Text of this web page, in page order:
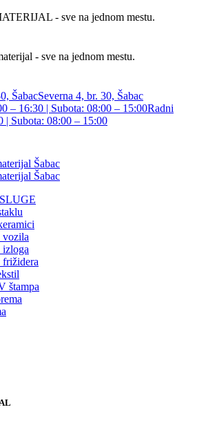
- sve na jednom mestu.
- sve na jednom mestu.
Severna 4, br. 30, Šabac
Radni
| Subota: 08:00 – 15:00
vozila
izloga
frižidera
štampa